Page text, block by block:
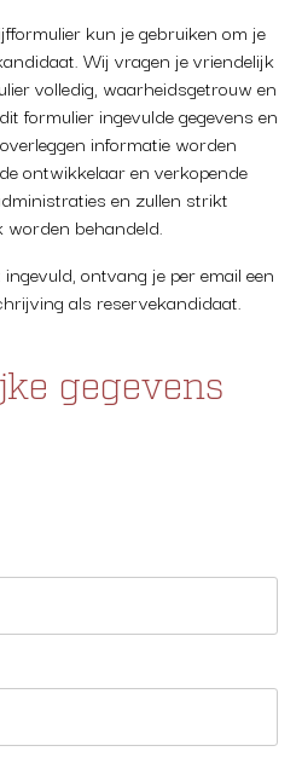
kun je gebruiken om je
Wij vragen je vriendelijk
volledig, waarheidsgetrouw en
formulier ingevulde gegevens en
informatie worden
ontwikkelaar en verkopende
en zullen strikt
behandeld.
ontvang je per email een
als reservekandidaat.
gegevens